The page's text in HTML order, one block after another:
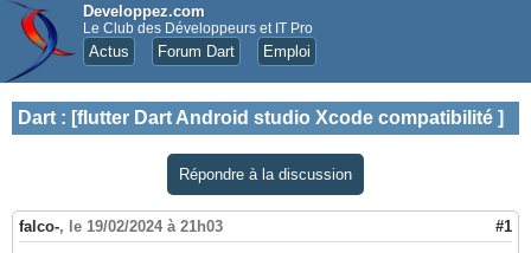
Developpez.com
Le Club des Développeurs et IT Pro
Actus Forum Dart Emploi
Dart : [flutter Dart Android studio Xcode compatibilité ]
Répondre à la discussion
falco-, le 19/02/2024 à 21h03 #1